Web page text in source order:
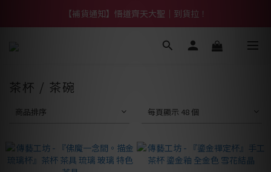
【熱門】馬上有系列！四種寶物幫你財運「轉」進來
【補貨通知】悟道齊天大聖｜到貨拉！
【熱門】馬上有系列！四種寶物幫你財運「轉」進來
茶杯 / 茶碗
商品排序 每頁顯示 48 個